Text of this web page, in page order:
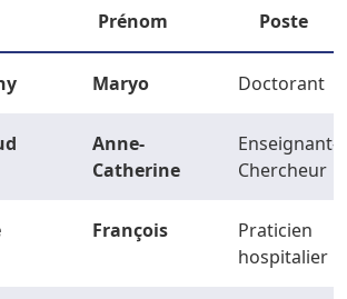
Prénom Poste
Maryo Doctorant
Anne-
Catherine
Enseignant-
Chercheur
François
Praticien
hospitalier